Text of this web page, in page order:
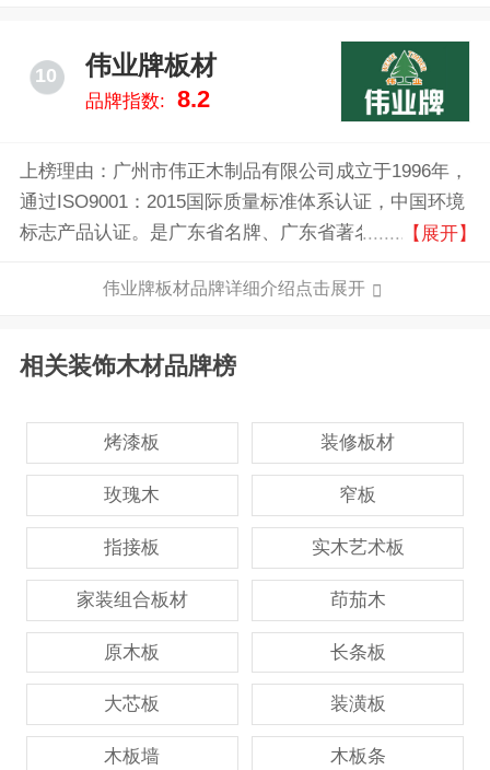
则，发展现代林业。
10 伟业牌板材
品牌指数: 8.2
上榜理由：广州市伟正木制品有限公司成立于1996年，
通过ISO9001：2015国际质量标准体系认证，中国环境
标志产品认证。是广东省名牌、广东省著名商标、广州
板材的缔造者，阻燃、绝燃板材的创新者，全屋定制专
【展开】
伟业牌板材品牌详细介绍点击展开
相关装饰木材品牌榜
烤漆板 装修板材
玫瑰木 窄板
指接板 实木艺术板
家装组合板材 茚茄木
原木板 长条板
大芯板 装潢板
木板墙 木板条